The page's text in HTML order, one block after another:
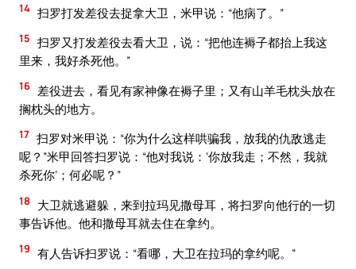
14 扫罗打发差役去捉拿大卫，米甲说：“他病了。”
15 扫罗又打发差役去看大卫，说：“把他连褥子都抬上我这
里来，我好杀死他。”
16 差役进去，看见有家神像在褥子里；又有山羊毛枕头放在
搁枕头的地方。
17 扫罗对米甲说：“你为什么这样哄骗我，放我的仇敌逃走
呢？”米甲回答扫罗说：“他对我说：‘你放我走；不然，我就
杀死你’；何必呢？”
18
大卫就逃避躲，来到拉玛见撒母耳，将扫罗向他行的一切
事告诉他。他和撒母耳就去住在拿约。
19 有人告诉扫罗说：“看哪，大卫在拉玛的拿约呢。”